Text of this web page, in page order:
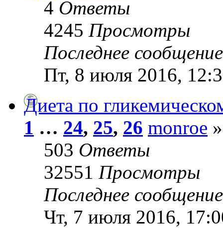
4 Ответы
4245 Просмотры
Последнее
Пт, 8 июля 2016,
Диета по
1 … 24, 25, 26 monroe
503 Ответы
32551 Просмотры
Последнее
Чт, 7 июля 2016,